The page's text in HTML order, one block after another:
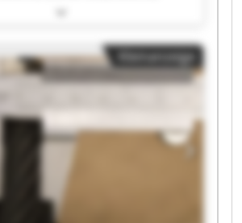
AG Zollner Elektronik AG
AG Zollner Elektronik AG
AG Zollner Elektronik AG
AG Zollner Elektronik AG
AG Zollner Elektronik AG
AG Zollner Elektronik AG
Kleinanzeige